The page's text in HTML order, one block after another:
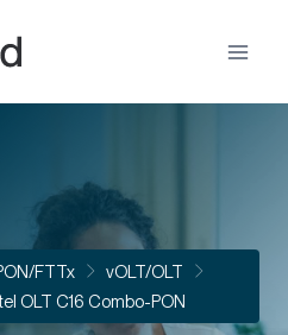
FTTx
vOLT/OLT
OLT C16 Combo-PON